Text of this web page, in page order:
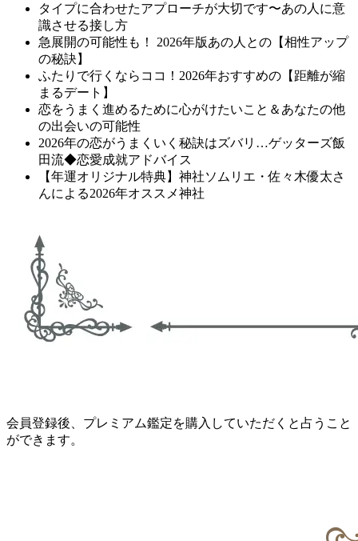
タイプに合わせたアプローチが大切です〜あの人に意
識させる接し方
急展開の可能性も！ 2026年版あの人との【相性アップ
の秘訣】
ふたりで行くならココ！2026年おすすめの【距離が縮
まるデート】
恋をうまく進めるために心がけたいこと＆あなたの他
の出会いの可能性
2026年の恋がうまくいく秘訣はズバリ…ゲッターズ飯
田流◆恋愛成就アドバイス
【年運オリジナル特典】神社ソムリエ・佐々木優太さ
んによる2026年オススメ神社
会員登録後、プレミアム鑑定を購入していただくと占うこと
ができます。